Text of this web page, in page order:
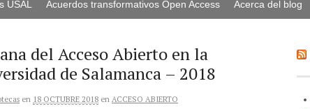
USAL Acuerdos transformativos Open Access Acerca del blog
del Acceso Abierto en la
de Salamanca – 2018
en 18 OCTUBRE 2018 en ACCESO ABIERTO